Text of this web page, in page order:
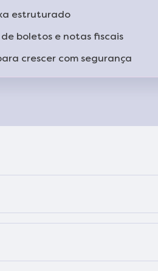
estruturado
de boletos e notas fiscais
crescer com segurança